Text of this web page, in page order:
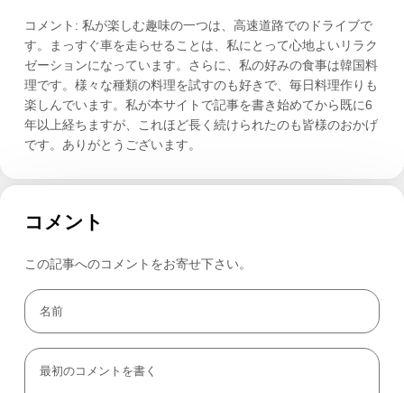
コメント: 私が楽しむ趣味の一つは、高速道路でのドライブで
す。まっすぐ車を走らせることは、私にとって心地よいリラク
ゼーションになっています。さらに、私の好みの食事は韓国料
理です。様々な種類の料理を試すのも好きで、毎日料理作りも
楽しんでいます。私が本サイトで記事を書き始めてから既に6
年以上経ちますが、これほど長く続けられたのも皆様のおかげ
です。ありがとうございます。
コメント
この記事へのコメントをお寄せ下さい。